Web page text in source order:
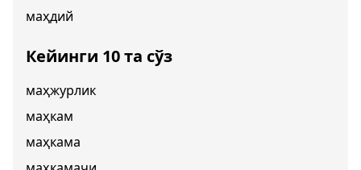
маҳдий
Кейинги 10 та сўз
маҳжурлик
маҳкам
маҳкама